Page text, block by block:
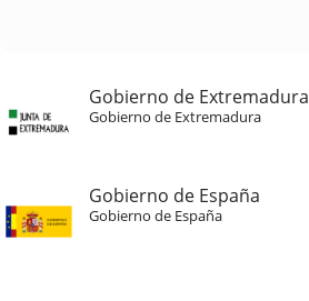
Gobierno de Extremadura
Gobierno de Extremadura
Gobierno de España
Gobierno de España